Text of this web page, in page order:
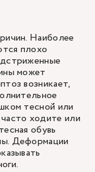
Наиболее
плохо
может
возникает,
тесной или
ходите или
обувь
Деформации